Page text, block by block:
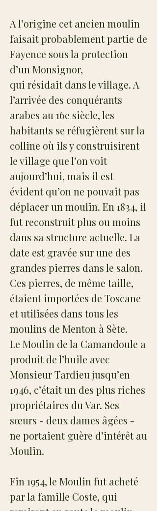
A l’origine cet ancien moulin
faisait probablement partie de
Fayence sous la protection
d’un Monsignor,
qui résidait dans le village. A
l’arrivée des conquérants
arabes au 16e siècle, les
habitants se réfugièrent sur la
colline où ils y construisirent
le village que l’on voit
aujourd’hui, mais il est
évident qu’on ne pouvait pas
déplacer un moulin. En 1834, il
fut reconstruit plus ou moins
dans sa structure actuelle. La
date est gravée sur une des
grandes pierres dans le salon.
Ces pierres, de même taille,
étaient importées de Toscane
et utilisées dans tous les
moulins de Menton à Sète.
Le Moulin de la Camandoule a
produit de l’huile avec
Monsieur Tardieu jusqu’en
1946, c’était un des plus riches
propriétaires du Var. Ses
sœurs - deux dames âgées -
ne portaient guère d’intérêt au
Moulin.
Fin 1954, le Moulin fut acheté
par la famille Coste, qui